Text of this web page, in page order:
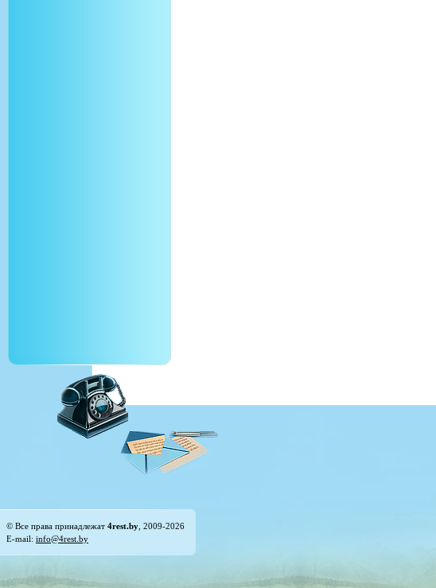
© Все права принадлежат 4rest.by , 2009-2026
E-mail: info@4rest.by